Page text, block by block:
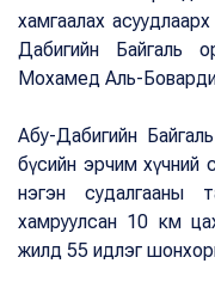
хамгаалах
Дабигийн Байгаль
Мохамед Аль-
Абу-Дабигийн
бүсийн эрчим хүчний
нэгэн судалгааны
хамруулсан 10 км
жилд 55 идлэг